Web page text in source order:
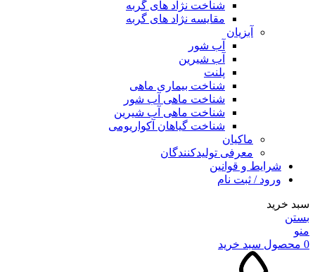
شناخت نژاد های گربه
مقایسه نژاد های گربه
آبزیان
آب شور
آب شیرین
پلنت
شناخت بیماری ماهی
شناخت ماهی آب شور
شناخت ماهی آب شیرین
شناخت گیاهان آکواریومی
ماکیان
معرفی تولیدکنندگان
شرایط و قوانین
ورود / ثبت نام
سبد خرید
بستن
منو
0 محصول سبد خرید